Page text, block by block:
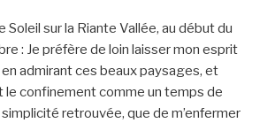
une
marmotte
en
Loire-
Atlantique
Soleil sur la Riante Vallée, au début du
: Je préfère de loin laisser mon esprit
en admirant ces beaux paysages, et
le confinement comme un temps de
retrouvée, que de m’enfermer